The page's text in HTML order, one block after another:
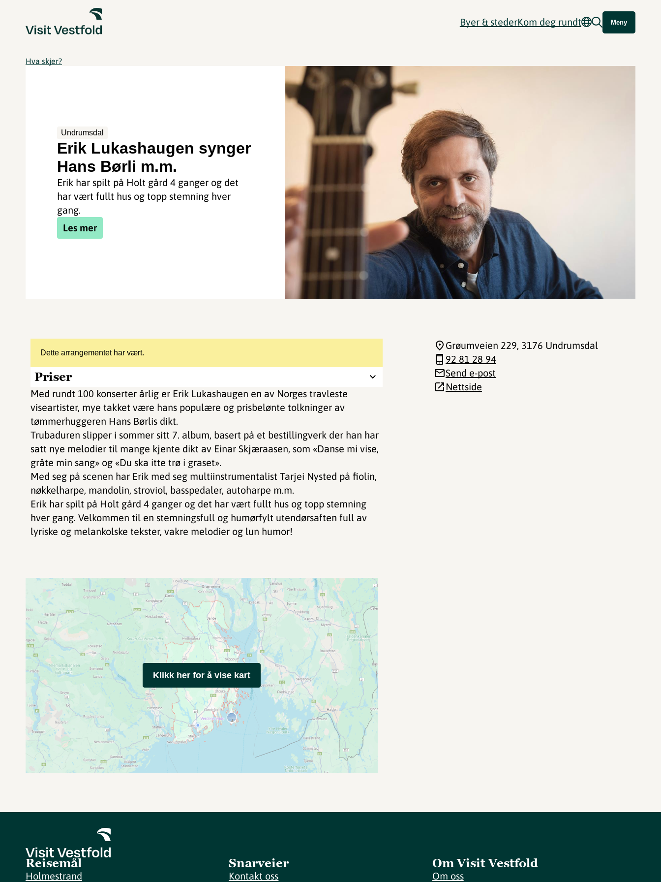
Byer & stederKom deg rundt Meny
Hva skjer?
Undrumsdal
Erik Lukashaugen synger
Hans Børli m.m.
Erik har spilt på Holt gård 4 ganger og det
har vært fullt hus og topp stemning hver
gang.
Les mer
Dette arrangementet har vært.
Priser
Med rundt 100 konserter årlig er Erik Lukashaugen en av Norges travleste
viseartister, mye takket være hans populære og prisbelønte tolkninger av
tømmerhuggeren Hans Børlis dikt.
Trubaduren slipper i sommer sitt 7. album, basert på et bestillingverk der han har
satt nye melodier til mange kjente dikt av Einar Skjæraasen, som «Danse mi vise,
gråte min sang» og «Du ska itte trø i graset».
Med seg på scenen har Erik med seg multiinstrumentalist Tarjei Nysted på fiolin,
nøkkelharpe, mandolin, stroviol, basspedaler, autoharpe m.m.
Erik har spilt på Holt gård 4 ganger og det har vært fullt hus og topp stemning
hver gang. Velkommen til en stemningsfull og humørfylt utendørsaften full av
lyriske og melankolske tekster, vakre melodier og lun humor!
Grøumveien 229, 3176 Undrumsdal
92 81 28 94
Send e-post
Nettside
Klikk her for å vise kart
Reisemål
Holmestrand
Snarveier
Kontakt oss
Om Visit Vestfold
Om oss